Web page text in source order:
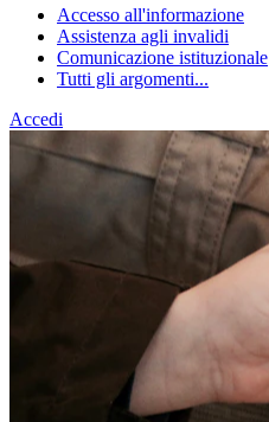
Accesso all'informazione
Assistenza agli invalidi
Comunicazione istituzionale
Tutti gli argomenti...
Accedi